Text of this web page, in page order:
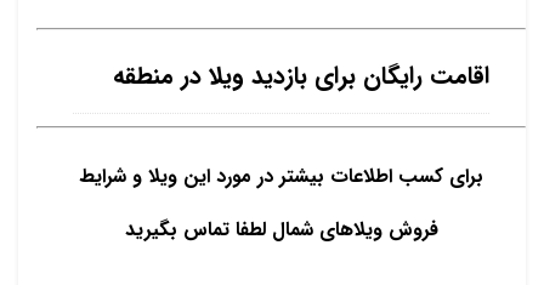
اقامت رایگان برای بازدید ویلا در منطقه
برای کسب اطلاعات بیشتر در مورد این ویلا و شرایط
فروش ویلاهای شمال لطفا تماس بگیرید